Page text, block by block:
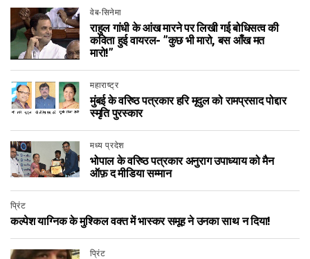
वेब-सिनेमा
राहुल गांधी के आंख मारने पर लिखी गई बोधिसत्व की
कविता हुई वायरल- ”कुछ भी मारो, बस आँख मत
मारो!”
महाराष्ट्र
मुंबई के वरिष्ठ पत्रकार हरि मृदुल को रामप्रसाद पोद्दार
स्मृति पुरस्कार
मध्य प्रदेश
भोपाल के वरिष्ठ पत्रकार अनुराग उपाध्याय को मैन
ऑफ़ द मीडिया सम्मान
प्रिंट
कल्पेश याग्निक के मुश्किल वक्त में भास्कर समूह ने उनका साथ न दिया!
प्रिंट